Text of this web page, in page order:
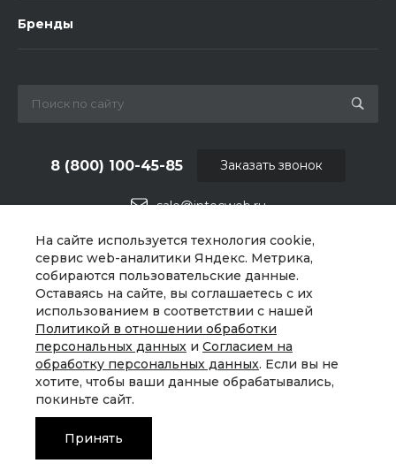
На сайте используется технология cookie,
сервис web-аналитики Яндекс. Метрика,
собираются пользовательские данные.
Оставаясь на сайте, вы соглашаетесь с их
использованием в соответствии с нашей
Политикой в отношении обработки
персональных данных и Согласием на
обработку персональных данных. Если вы не
хотите, чтобы ваши данные обрабатывались,
покиньте сайт.
Принять
Бренды
sale@intecweb.ru
8 (800) 100-45-85
г. Москва, ул. Люсиновская, д. 39
Заказать звонок
© 2026 Universe, Все права защищены